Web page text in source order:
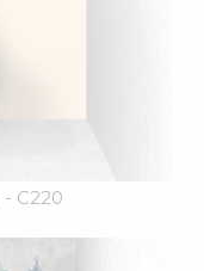
- C220